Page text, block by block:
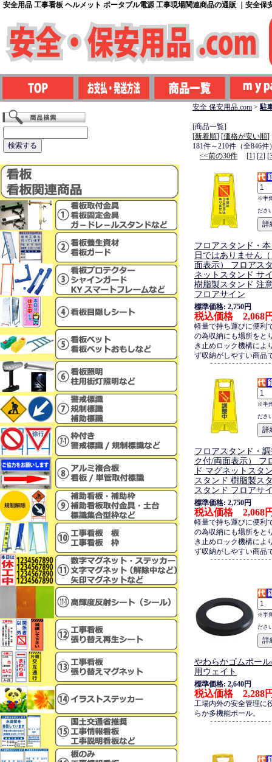
安全用品 工事看板 ヘルメット ポータブル電源 工事現場関連商品の通販 ｜安全保
安全 保安用品.com >駐
[商品一覧]
[新着順] [価格が安い順]
181件～210件（全846件
<<前の30件 [1] [2] [
※半
ださ
フロアスタンド・
日ではありません
面表示） フロアス
ネットスタンド サ
樹脂製スタンド 注
フロアサイン
標準価格: 2,750円
税込価格 2,068
軽量で持ち運びに便利
の為収納にも場所をと
き止めロック機構によ
ず収納がしやすい商品
※半
ださ
フロアスタンド・
ク付/両面表示） フ
ド マグネットスタ
スタンド 樹脂製ス
スタンド フロアサ
標準価格: 2,750円
税込価格 2,068
軽量で持ち運びに便利
の為収納にも場所をと
き止めロック機構によ
ず収納がしやすい商品
※半
ださ
やわらかゴムポー
用ウェイト
標準価格: 2,640円
税込価格 2,288
工場内外の安全管理に
らか多機能ポール。